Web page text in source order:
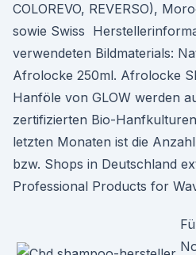
COLOREVO, REVERSO),
sowie Swiss
verwendeten Bildmaterials:
Afrolocke 250ml. Afrolocke
Hanföle von GLOW werden
zertifizierten Bio-
letzten Monaten ist die
bzw. Shops in Deutschland
Professional Products for